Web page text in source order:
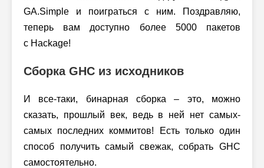
GA.Simple и поиграться с ним. Поздравляю,
теперь вам доступно более 5000 пакетов
с Hackage!
Сборка GHC из исходников
И все-таки, бинарная сборка – это, можно
сказать, прошлый век, ведь в ней нет самых-
самых последних коммитов! Есть только один
способ получить самый свежак, собрать GHC
самостоятельно.